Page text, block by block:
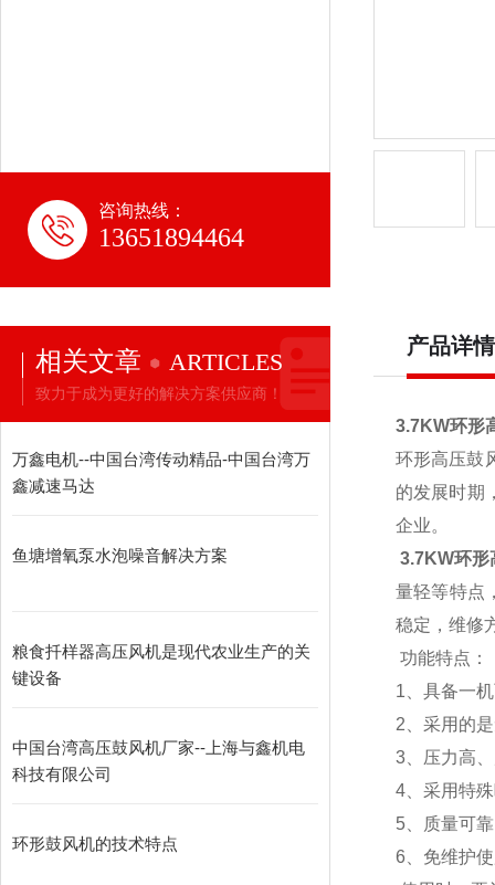
咨询热线：
13651894464
相关文章 ARTICLES
致力于成为更好的解决方案供应商！
万鑫电机--中国台湾传动精品-中国台湾万
鑫减速马达
鱼塘增氧泵水泡噪音解决方案
粮食扦样器高压风机是现代农业生产的关
键设备
中国台湾高压鼓风机厂家--上海与鑫机电
科技有限公司
环形鼓风机的技术特点
产品详情
3.7KW环形
环形高压鼓
的发展时期
企业。
3.7KW环形
量轻等特点
稳定，维修
功能特点：
1、具备一
2、采用的
3、压力高
4、采用特
5、质量可
6、免维护